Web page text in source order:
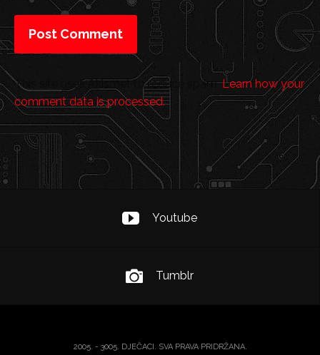
This site uses Akismet to reduce spam.Learn how your
comment data is processed.
Youtube
Tumblr
2005. - 3005. DJEČACI. SVA PRAVA PRIDRŽANA.